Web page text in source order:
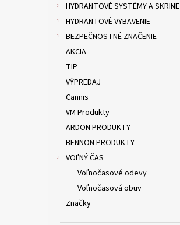
HYDRANTOVÉ SYSTÉMY A SKRINE
HYDRANTOVÉ VYBAVENIE
BEZPEČNOSTNÉ ZNAČENIE
AKCIA
TIP
VÝPREDAJ
Cannis
VM Produkty
ARDON PRODUKTY
BENNON PRODUKTY
VOĽNÝ ČAS
Voľnočasové odevy
Voľnočasová obuv
Značky